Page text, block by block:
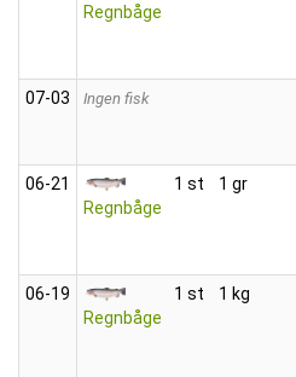
Regnbåge
07‑03 Ingen fisk
06‑21
Regnbåge
1 st 1 gr
06‑19
Regnbåge
1 st 1 kg